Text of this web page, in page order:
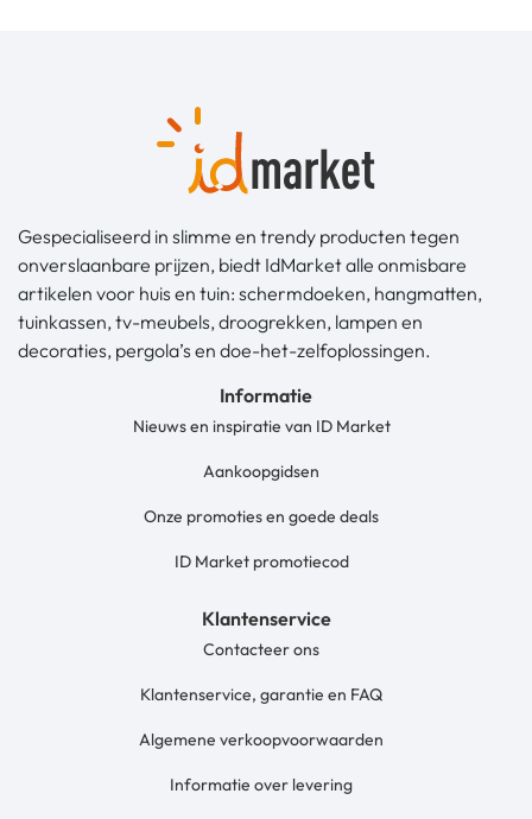
Gespecialiseerd in slimme en trendy producten tegen
onverslaanbare prijzen, biedt IdMarket alle onmisbare
artikelen voor huis en tuin: schermdoeken, hangmatten,
tuinkassen, tv-meubels, droogrekken, lampen en
decoraties, pergola’s en doe-het-zelfoplossingen.
Informatie
Nieuws en inspiratie van ID Market
Aankoopgidsen
Onze promoties en goede deals
ID Market promotiecod
Klantenservice
Contacteer ons
Klantenservice, garantie en FAQ
Algemene verkoopvoorwaarden
Informatie over levering